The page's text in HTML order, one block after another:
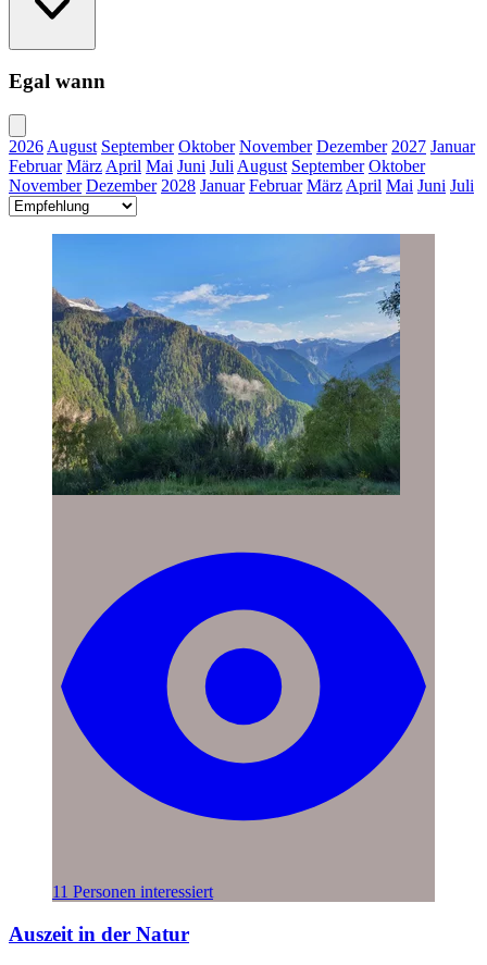
Egal wann
2026 August September Oktober November Dezember 2027 Januar
Februar März April Mai Juni Juli August September Oktober
November Dezember 2028 Januar Februar März April Mai Juni Juli
11 Personen interessiert
Auszeit in der Natur